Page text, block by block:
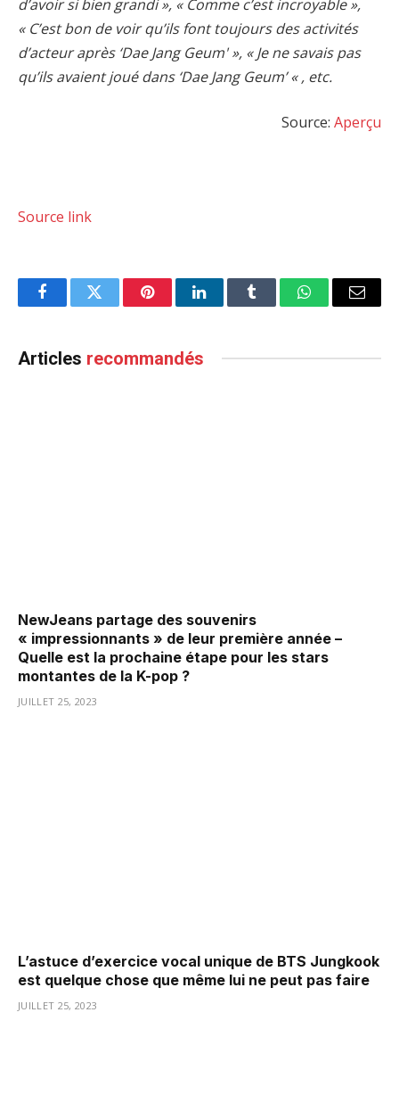
d’avoir si bien grandi », « Comme c’est incroyable »,
« C’est bon de voir qu’ils font toujours des activités
d’acteur après ‘Dae Jang Geum' », « Je ne savais pas
qu’ils avaient joué dans ‘Dae Jang Geum’ « , etc.
Source: Aperçu
Source link
FacebookTwitter PinterestLinkedInTumblr WhatsAppEmail
Articles recommandés
NewJeans partage des souvenirs
« impressionnants » de leur première année –
Quelle est la prochaine étape pour les stars
montantes de la K-pop ?
JUILLET 25, 2023
L’astuce d’exercice vocal unique de BTS Jungkook
est quelque chose que même lui ne peut pas faire
JUILLET 25, 2023